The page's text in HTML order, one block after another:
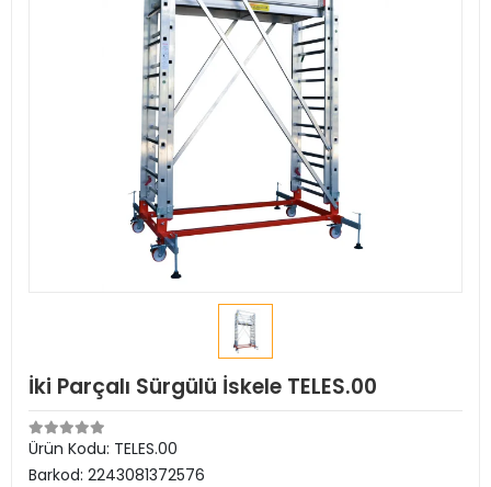
İki Parçalı Sürgülü İskele TELES.00
Ürün Kodu: TELES.00
Barkod: 2243081372576